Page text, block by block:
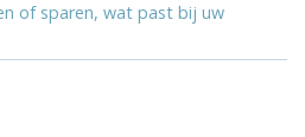
of sparen, wat past bij uw